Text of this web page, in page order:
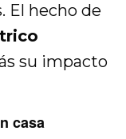
El hecho de
su impacto
casa